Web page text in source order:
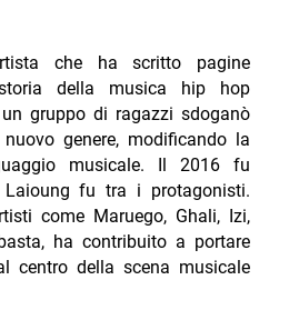
che ha scritto pagine
della musica hip hop
gruppo di ragazzi sdoganò
genere, modificando la
musicale. Il 2016 fu
Laioung fu tra i protagonisti.
come Maruego, Ghali, Izi,
ha contribuito a portare
centro della scena musicale